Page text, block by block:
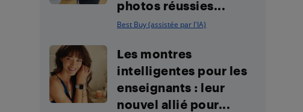
photos réussies...
Best Buy (assistée par l'IA)
Les montres
intelligentes pour les
enseignants : leur
nouvel allié pour...